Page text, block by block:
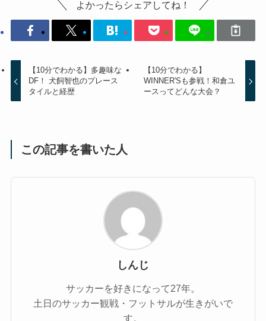
よかったらシェアしてね！
【10分でわかる】多趣味な
DF！ 犬飼智也のプレース
タイルと経歴
【10分でわかる】
WINNER'Sも参戦！和倉ユ
ースってどんな大会？
この記事を書いた人
しんじ
サッカーを好きになって27年。
土日のサッカー観戦・フットサルが生きがいで
す。